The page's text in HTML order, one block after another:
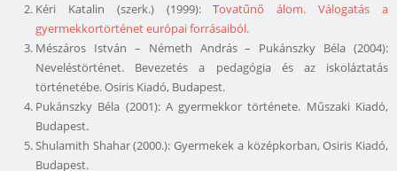
Kéri Katalin (szerk.) (1999): Tovatűnő álom. Válogatás a
gyermekkortörténet európai forrásaiból.
Mészáros István – Németh András – Pukánszky Béla (2004):
Neveléstörténet. Bevezetés a pedagógia és az iskoláztatás
történetébe. Osiris Kiadó, Budapest.
Pukánszky Béla (2001): A gyermekkor története. Műszaki Kiadó,
Budapest.
Shulamith Shahar (2000.): Gyermekek a középkorban, Osiris Kiadó,
Budapest.